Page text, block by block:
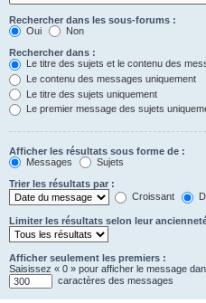
Rechercher dans les sous-forums :
Oui
Non
Rechercher dans :
Le titre des sujets et le contenu des
Le contenu des messages uniquement
Le titre des sujets uniquement
Le premier message des sujets
Afficher les résultats sous forme de :
Messages
Sujets
Trier les résultats par :
Croissant
Limiter les résultats selon leur
Afficher seulement les premiers :
Saisissez « 0 » pour afficher le message
caractères des messages